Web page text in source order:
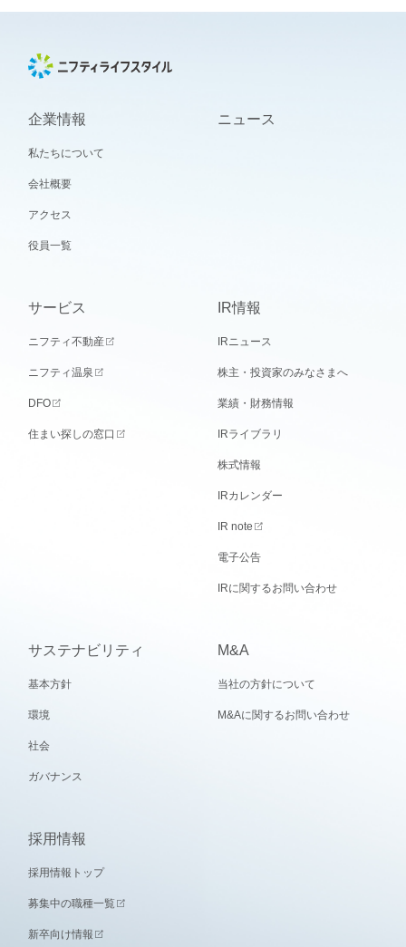
企業情報
私たちについて
会社概要
アクセス
役員一覧
ニュース
サービス
ニフティ不動産
ニフティ温泉
DFO
住まい探しの窓口
IR情報
IRニュース
株主・投資家のみなさまへ
業績・財務情報
IRライブラリ
株式情報
IRカレンダー
IR note
電子公告
IRに関するお問い合わせ
サステナビリティ
基本方針
環境
社会
ガバナンス
M&A
当社の方針について
M&Aに関するお問い合わせ
採用情報
採用情報トップ
募集中の職種一覧
新卒向け情報